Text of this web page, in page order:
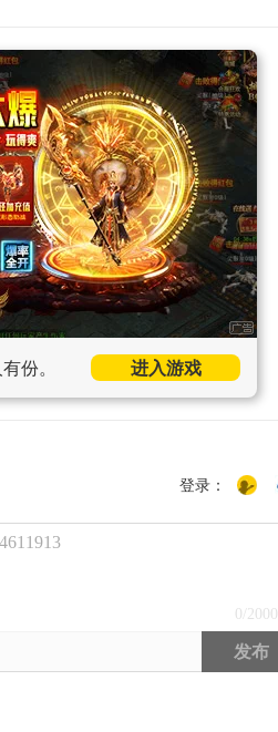
份。 进入游戏
登录：
0 /2000
发布